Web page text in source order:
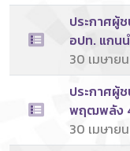
ประกาศผู้
อปท. แกน
นวัตกรรม
เครือข่ายใ
30 เมษาย
ประกาศผู้
พฤฒพลัง
อายุแบบป
30 เมษาย